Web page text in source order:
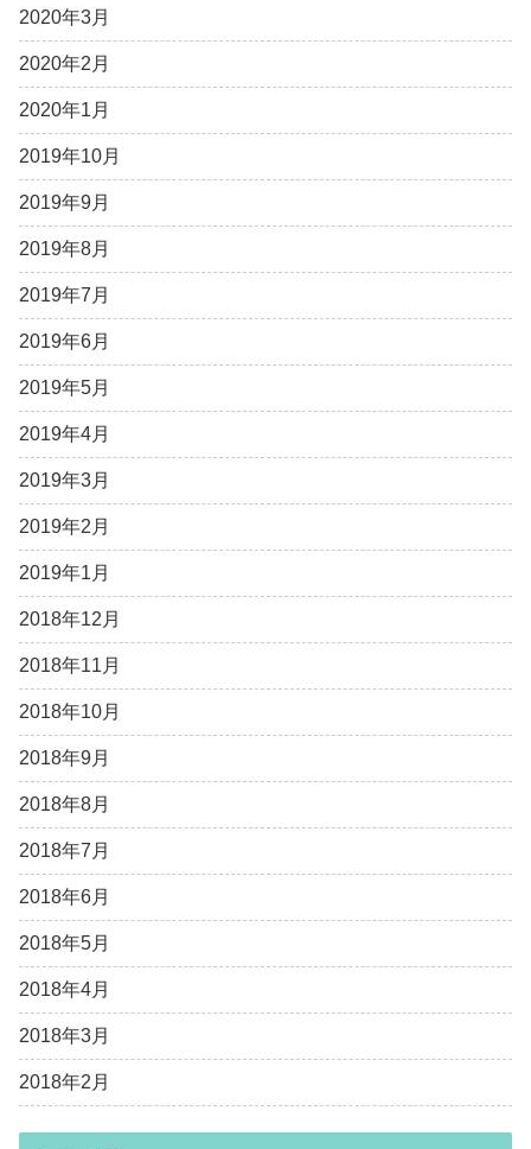
2020年3月
2020年2月
2020年1月
2019年10月
2019年9月
2019年8月
2019年7月
2019年6月
2019年5月
2019年4月
2019年3月
2019年2月
2019年1月
2018年12月
2018年11月
2018年10月
2018年9月
2018年8月
2018年7月
2018年6月
2018年5月
2018年4月
2018年3月
2018年2月